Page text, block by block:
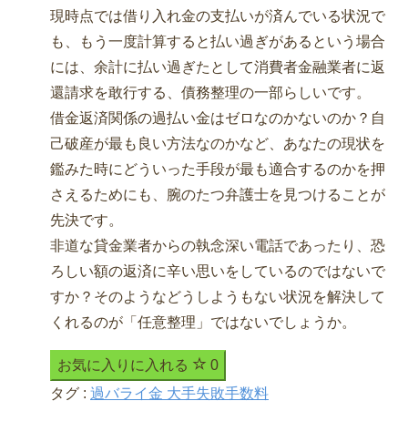
現時点では借り入れ金の支払いが済んでいる状況で
も、もう一度計算すると払い過ぎがあるという場合
には、余計に払い過ぎたとして消費者金融業者に返
還請求を敢行する、債務整理の一部らしいです。
借金返済関係の過払い金はゼロなのかないのか？自
己破産が最も良い方法なのかなど、あなたの現状を
鑑みた時にどういった手段が最も適合するのかを押
さえるためにも、腕のたつ弁護士を見つけることが
先決です。
非道な貸金業者からの執念深い電話であったり、恐
ろしい額の返済に辛い思いをしているのではないで
すか？そのようなどうしようもない状況を解決して
くれるのが「任意整理」ではないでしょうか。
お気に入りに入れる
0
タグ : 過バライ金 大手失敗手数料